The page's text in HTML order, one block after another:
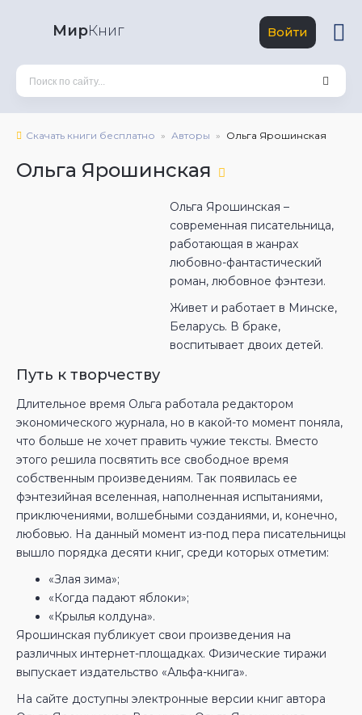
МирКниг Войти
Скачать книги бесплатно Авторы Ольга Ярошинская
Ольга Ярошинская
Ольга Ярошинская –
современная писательница,
работающая в жанрах
любовно-фантастический
роман, любовное фэнтези.
Живет и работает в Минске,
Беларусь. В браке,
воспитывает двоих детей.
Путь к творчеству
Длительное время Ольга работала редактором
экономического журнала, но в какой-то момент поняла,
что больше не хочет править чужие тексты. Вместо
этого решила посвятить все свободное время
собственным произведениям. Так появилась ее
фэнтезийная вселенная, наполненная испытаниями,
приключениями, волшебными созданиями, и, конечно,
любовью. На данный момент из-под пера писательницы
вышло порядка десяти книг, среди которых отметим:
«Злая зима»;
«Когда падают яблоки»;
«Крылья колдуна».
Ярошинская публикует свои произведения на
различных интернет-площадках. Физические тиражи
выпускает издательство «Альфа-книга».
На сайте доступны электронные версии книг автора